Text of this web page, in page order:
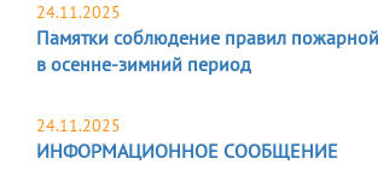
24.11.2025
Памятки соблюдение правил
в осенне-зимний период
24.11.2025
ИНФОРМАЦИОННОЕ СООБЩЕНИЕ